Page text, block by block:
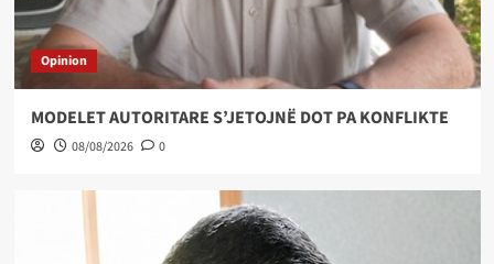
Opinion
MODELET AUTORITARE S’JETOJNË DOT PA KONFLIKTE
08/08/2026 0